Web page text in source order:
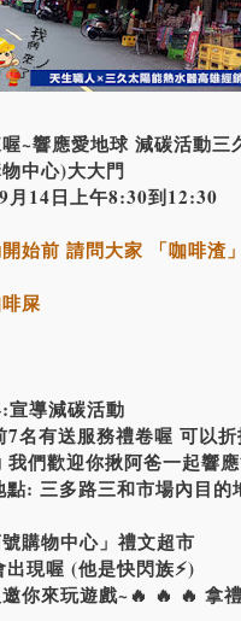
~響應愛地球 減碳活動
中心)大大門
月14日上午8:30到12:30
始前 請問大家 「咖啡渣
屎
宣導減碳活動
7名有送服務禮卷喔 可以
我們歡迎你揪阿爸一起響
: 三多路三和市場內目的
號購物中心」禮文超市
現喔 (他是快閃族⚡)
你來玩遊戲~🔥 🔥 🔥 拿